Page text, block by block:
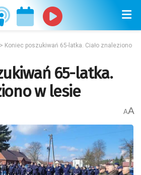
> Koniec poszukiwań 65-latka. Ciało znaleziono
65-latka.
w lesie
AA